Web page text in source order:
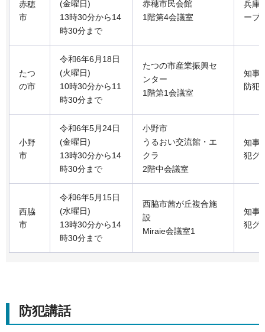
赤穂
市
(金曜日)
13時30分から14
時30分まで
赤穂市民会館
1階第4会議室
兵庫
ープ
たつ
の市
令和6年6月18日
(火曜日)
10時30分から11
時30分まで
たつの市産業振興セ
ンター
1階第1会議室
知事
防犯
小野
市
令和6年5月24日
(金曜日)
13時30分から14
時30分まで
小野市
うるおい交流館・エ
クラ
2階中会議室
知事
犯グ
西脇
市
令和6年5月15日
(水曜日)
13時30分から14
時30分まで
西脇市茜が丘複合施
設
Miraie会議室1
知事
犯グ
防犯講話